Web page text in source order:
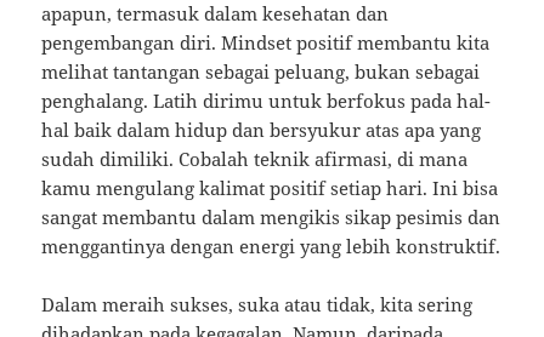
apapun, termasuk dalam kesehatan dan
pengembangan diri. Mindset positif membantu kita
melihat tantangan sebagai peluang, bukan sebagai
penghalang. Latih dirimu untuk berfokus pada hal-
hal baik dalam hidup dan bersyukur atas apa yang
sudah dimiliki. Cobalah teknik afirmasi, di mana
kamu mengulang kalimat positif setiap hari. Ini bisa
sangat membantu dalam mengikis sikap pesimis dan
menggantinya dengan energi yang lebih konstruktif.
Dalam meraih sukses, suka atau tidak, kita sering